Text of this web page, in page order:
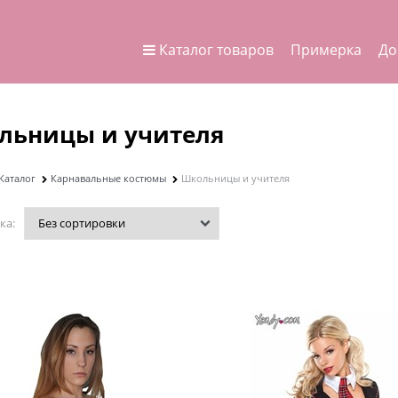
Каталог товаров Примерка
и учителя
Карнавальные костюмы Школьницы и учителя